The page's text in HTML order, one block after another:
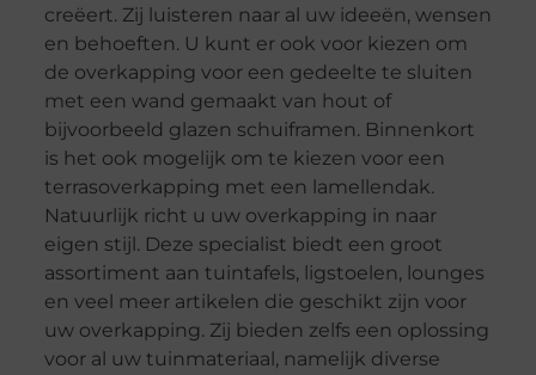
creëert. Zij luisteren naar al uw ideeën, wensen
en behoeften. U kunt er ook voor kiezen om
de overkapping voor een gedeelte te sluiten
met een wand gemaakt van hout of
bijvoorbeeld glazen schuiframen. Binnenkort
is het ook mogelijk om te kiezen voor een
terrasoverkapping met een lamellendak.
Natuurlijk richt u uw overkapping in naar
eigen stijl. Deze specialist biedt een groot
assortiment aan tuintafels, ligstoelen, lounges
en veel meer artikelen die geschikt zijn voor
uw overkapping. Zij bieden zelfs een oplossing
voor al uw tuinmateriaal, namelijk diverse